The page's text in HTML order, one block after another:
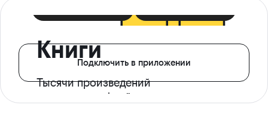
Книги
Тысячи произведений
с доступом офлайн
Подключить в приложении